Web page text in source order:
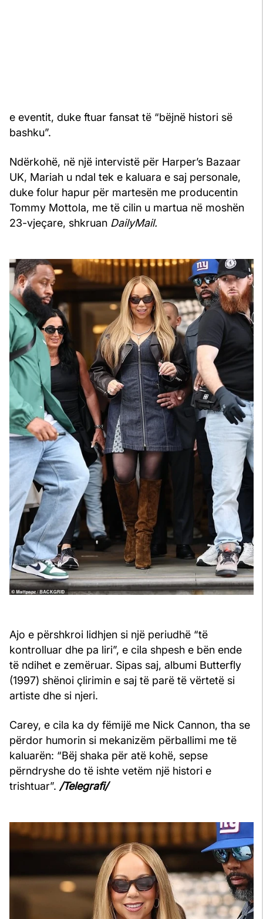
e eventit, duke ftuar fansat të “bëjnë histori së
bashku”.
Ndërkohë, në një intervistë për Harper’s Bazaar
UK, Mariah u ndal tek e kaluara e saj personale,
duke folur hapur për martesën me producentin
Tommy Mottola, me të cilin u martua në moshën
23-vjeçare, shkruan DailyMail.
Ajo e përshkroi lidhjen si një periudhë “të
kontrolluar dhe pa liri”, e cila shpesh e bën ende
të ndihet e zemëruar. Sipas saj, albumi Butterfly
(1997) shënoi çlirimin e saj të parë të vërtetë si
artiste dhe si njeri.
Carey, e cila ka dy fëmijë me Nick Cannon, tha se
përdor humorin si mekanizëm përballimi me të
kaluarën: “Bëj shaka për atë kohë, sepse
përndryshe do të ishte vetëm një histori e
trishtuar”. /Telegrafi/